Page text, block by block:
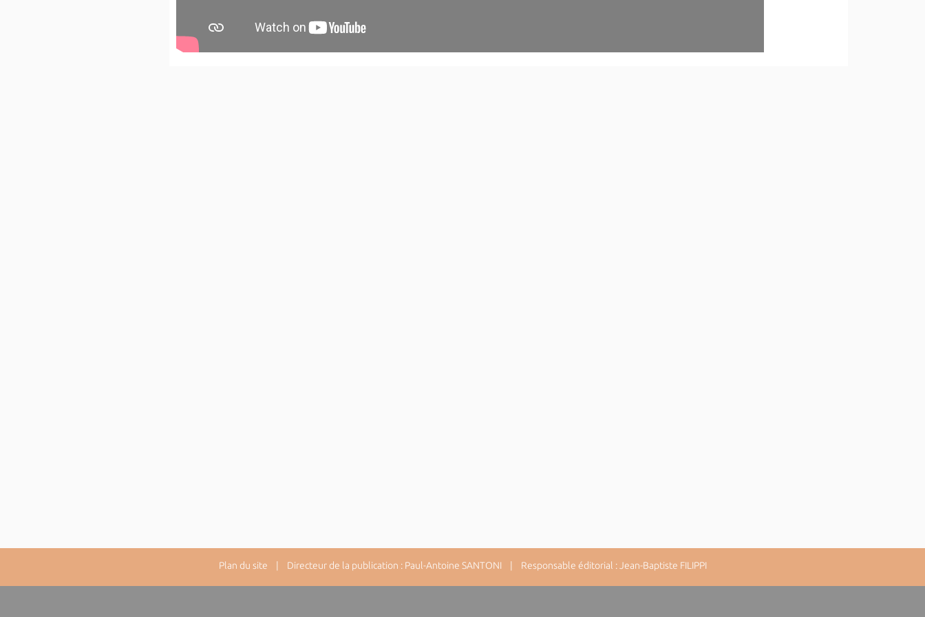
Plan du site | Directeur de la publication : Paul-Antoine SANTONI | Responsable éditorial : Jean-Baptiste FILIPPI